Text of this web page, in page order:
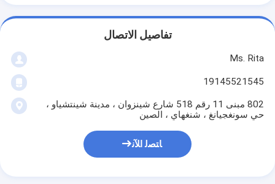
تفاصيل الاتصال
Ms. Rita
19145521545
802 مبنى 11 رقم 518 شارع شينزوان ، مدينة شينتشياو ،
حي سونغجيانغ ، شنغهاي ، الصين
ﺎﺘﺼﻟ ﺍﻶﻧ